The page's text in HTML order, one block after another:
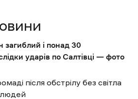
загиблий і понад 30
ударів по Салтівці — фото
після обстрілу без світла
людей